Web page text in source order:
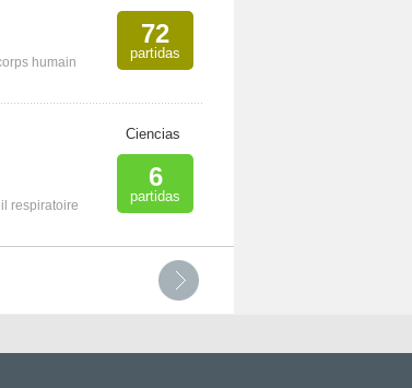
humain
72
partidas
respiratoire
Ciencias
6
partidas